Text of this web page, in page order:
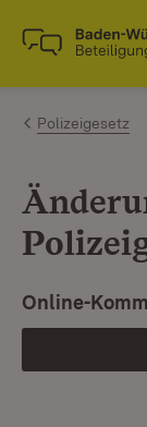
Zum
Link zur
Polizeigesetz
Online-